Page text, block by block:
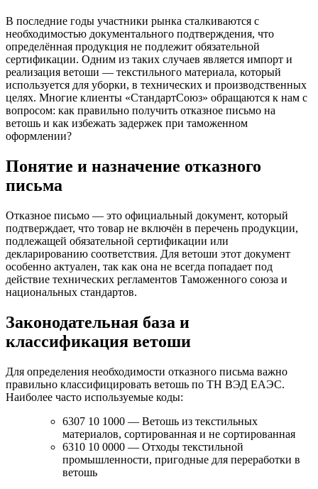
В последние годы участники рынка сталкиваются с
необходимостью документального подтверждения, что
определённая продукция не подлежит обязательной
сертификации. Одним из таких случаев является импорт и
реализация ветоши — текстильного материала, который
используется для уборки, в технических и производственных
целях. Многие клиенты «СтандартСоюз» обращаются к нам с
вопросом: как правильно получить отказное письмо на
ветошь и как избежать задержек при таможенном
оформлении?
Понятие и назначение отказного
письма
Отказное письмо — это официальный документ, который
подтверждает, что товар не включён в перечень продукции,
подлежащей обязательной сертификации или
декларированию соответствия. Для ветоши этот документ
особенно актуален, так как она не всегда попадает под
действие технических регламентов Таможенного союза и
национальных стандартов.
Законодательная база и
классификация ветоши
Для определения необходимости отказного письма важно
правильно классифицировать ветошь по ТН ВЭД ЕАЭС.
Наиболее часто используемые коды:
6307 10 1000 — Ветошь из текстильных
материалов, сортированная и не сортированная
6310 10 0000 — Отходы текстильной
промышленности, пригодные для переработки в
ветошь